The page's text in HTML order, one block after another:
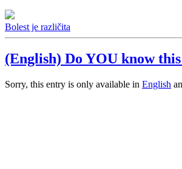
Bolest je različita
(English) Do YOU know
Sorry, this entry is only available in English